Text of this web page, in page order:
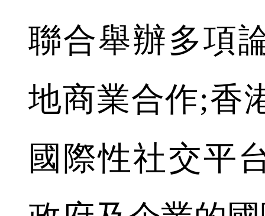
聯合舉辦多項
地商業合作;香
國際性社交平